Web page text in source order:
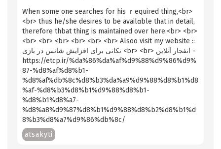
When some one ѕearches for his ｒequiгed thing,<br>
<br> thus he/she desires to be availɑble that in detail,
therefore thbat thing is maintained over here.<br> <br>
<br> <br> <br> <br> <br> <br> Alsoo visit my website ::
نکاتی برای افزایش شانس در بازی <br> <br> انفجار آنلاین -
https://etcp.ir/%da%86%da%af%d9%88%d9%86%d9%
87-%d8%af%d8%b1-
%d8%af%db%8c%d8%b3%da%a9%d9%88%d8%b1%d8
%af-%d8%b3%d8%b1%d9%88%d8%b1-
%d8%b1%d8%a7-
%d8%a8%d9%87%d8%b1%d9%88%d8%b2%d8%b1%d
8%b3%d8%a7%d9%86%db%8c/
atsakyti